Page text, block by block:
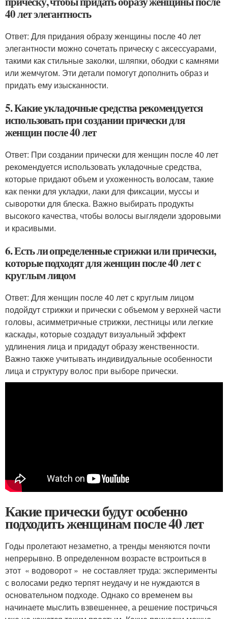
40 лет элегантность
Ответ: Для придания образу женщины после 40 лет
элегантности можно сочетать прическу с аксессуарами,
такими как стильные заколки, шляпки, ободки с камнями
или жемчугом. Эти детали помогут дополнить образ и
придать ему изысканности.
5. Какие укладочные средства рекомендуется
использовать при создании прически для
женщин после 40 лет
Ответ: При создании прически для женщин после 40 лет
рекомендуется использовать укладочные средства,
которые придают объем и ухоженность волосам, такие
как пенки для укладки, лаки для фиксации, муссы и
сыворотки для блеска. Важно выбирать продукты
высокого качества, чтобы волосы выглядели здоровыми
и красивыми.
6. Есть ли определенные стрижки или прически,
которые подходят для женщин после 40 лет с
круглым лицом
Ответ: Для женщин после 40 лет с круглым лицом
подойдут стрижки и прически с объемом у верхней части
головы, асимметричные стрижки, лестницы или легкие
каскады, которые создадут визуальный эффект
удлинения лица и придадут образу женственности.
Важно также учитывать индивидуальные особенности
лица и структуру волос при выборе прически.
Какие прически будут особенно
подходить женщинам после 40 лет
Годы пролетают незаметно, а тренды меняются почти
непрерывно. В определенном возрасте встроиться в
этот « водоворот » не составляет труда: эксперименты
с волосами редко терпят неудачу и не нуждаются в
основательном подходе. Однако со временем вы
начинаете мыслить взвешеннее, а решение постричься